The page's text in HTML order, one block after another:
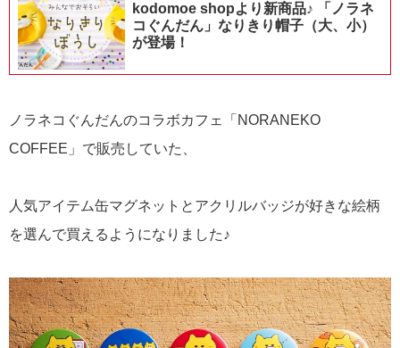
kodomoe shopより新商品♪ 「ノラネ
コぐんだん」なりきり帽子（大、小）
が登場！
ノラネコぐんだんのコラボカフェ「NORANEKO
COFFEE」で販売していた、
人気アイテム缶マグネットとアクリルバッジが好きな絵柄
を選んで買えるようになりました♪